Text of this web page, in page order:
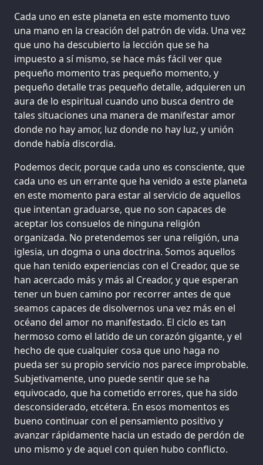
Cada uno en este planeta en este momento tuvo
una mano en la creación del patrón de vida. Una vez
que uno ha descubierto la lección que se ha
impuesto a sí mismo, se hace más fácil ver que
pequeño momento tras pequeño momento, y
pequeño detalle tras pequeño detalle, adquieren un
aura de lo espiritual cuando uno busca dentro de
tales situaciones una manera de manifestar amor
donde no hay amor, luz donde no hay luz, y unión
donde había discordia.
Podemos decir, porque cada uno es consciente, que
cada uno es un errante que ha venido a este planeta
en este momento para estar al servicio de aquellos
que intentan graduarse, que no son capaces de
aceptar los consuelos de ninguna religión
organizada. No pretendemos ser una religión, una
iglesia, un dogma o una doctrina. Somos aquellos
que han tenido experiencias con el Creador, que se
han acercado más y más al Creador, y que esperan
tener un buen camino por recorrer antes de que
seamos capaces de disolvernos una vez más en el
océano del amor no manifestado. El ciclo es tan
hermoso como el latido de un corazón gigante, y el
hecho de que cualquier cosa que uno haga no
pueda ser su propio servicio nos parece improbable.
Subjetivamente, uno puede sentir que se ha
equivocado, que ha cometido errores, que ha sido
desconsiderado, etcétera. En esos momentos es
bueno continuar con el pensamiento positivo y
avanzar rápidamente hacia un estado de perdón de
uno mismo y de aquel con quien hubo conflicto.